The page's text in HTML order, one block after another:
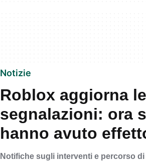
Notizie
Roblox aggiorna le
segnalazioni: ora
hanno avuto
Notifiche sugli interventi e percorso